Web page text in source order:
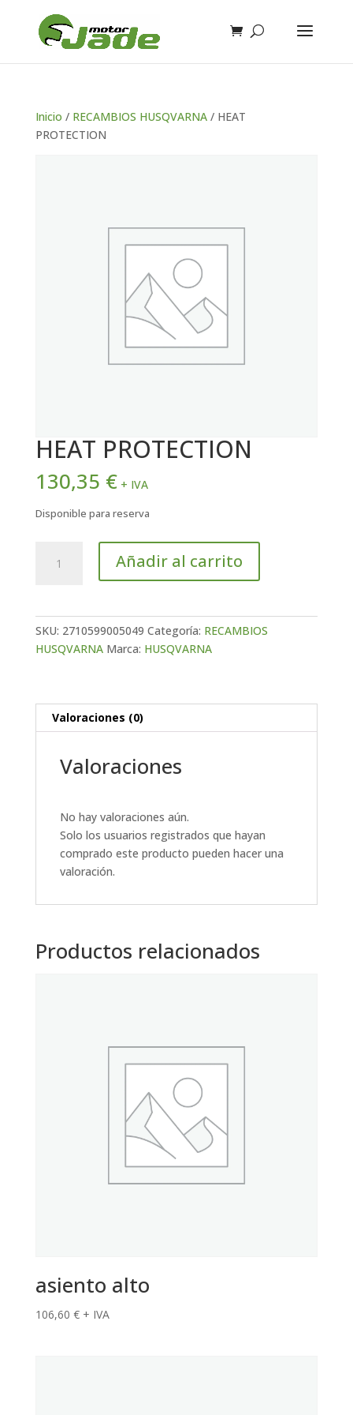
Inicio / RECAMBIOS HUSQVARNA/ HEAT
PROTECTION
HEAT PROTECTION
130,35 € + IVA
Disponible para reserva
PROTECTION
Añadir al carrito
SKU: 2710599005049 Categoría: RECAMBIOS
HUSQVARNA Marca: HUSQVARNA
Valoraciones (0)
Valoraciones
No hay valoraciones aún.
Solo los usuarios registrados que hayan
comprado este producto pueden hacer una
valoración.
Productos relacionados
asiento alto
106,60 € + IVA